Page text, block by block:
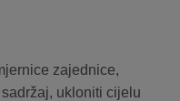
zajednice,
ukloniti cijelu